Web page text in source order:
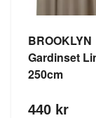
BROOKLYN
Gardinset
250cm
440 kr